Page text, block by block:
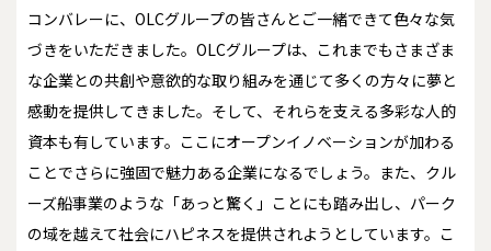
コンバレーに、OLCグループの皆さんとご一緒できて色々な気
づきをいただきました。OLCグループは、これまでもさまざま
な企業との共創や意欲的な取り組みを通じて多くの方々に夢と
感動を提供してきました。そして、それらを支える多彩な人的
資本も有しています。ここにオープンイノベーションが加わる
ことでさらに強固で魅力ある企業になるでしょう。また、クル
ーズ船事業のような「あっと驚く」ことにも踏み出し、パーク
の域を越えて社会にハピネスを提供されようとしています。こ